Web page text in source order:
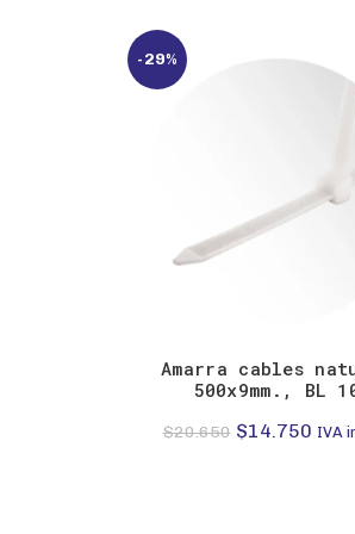
-29%
Amarra cables
500x9mm., BL
$20.650 El
$14.750ElIVA